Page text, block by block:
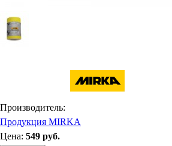
Производитель:
Продукция MIRKA
Цена: 549 руб.